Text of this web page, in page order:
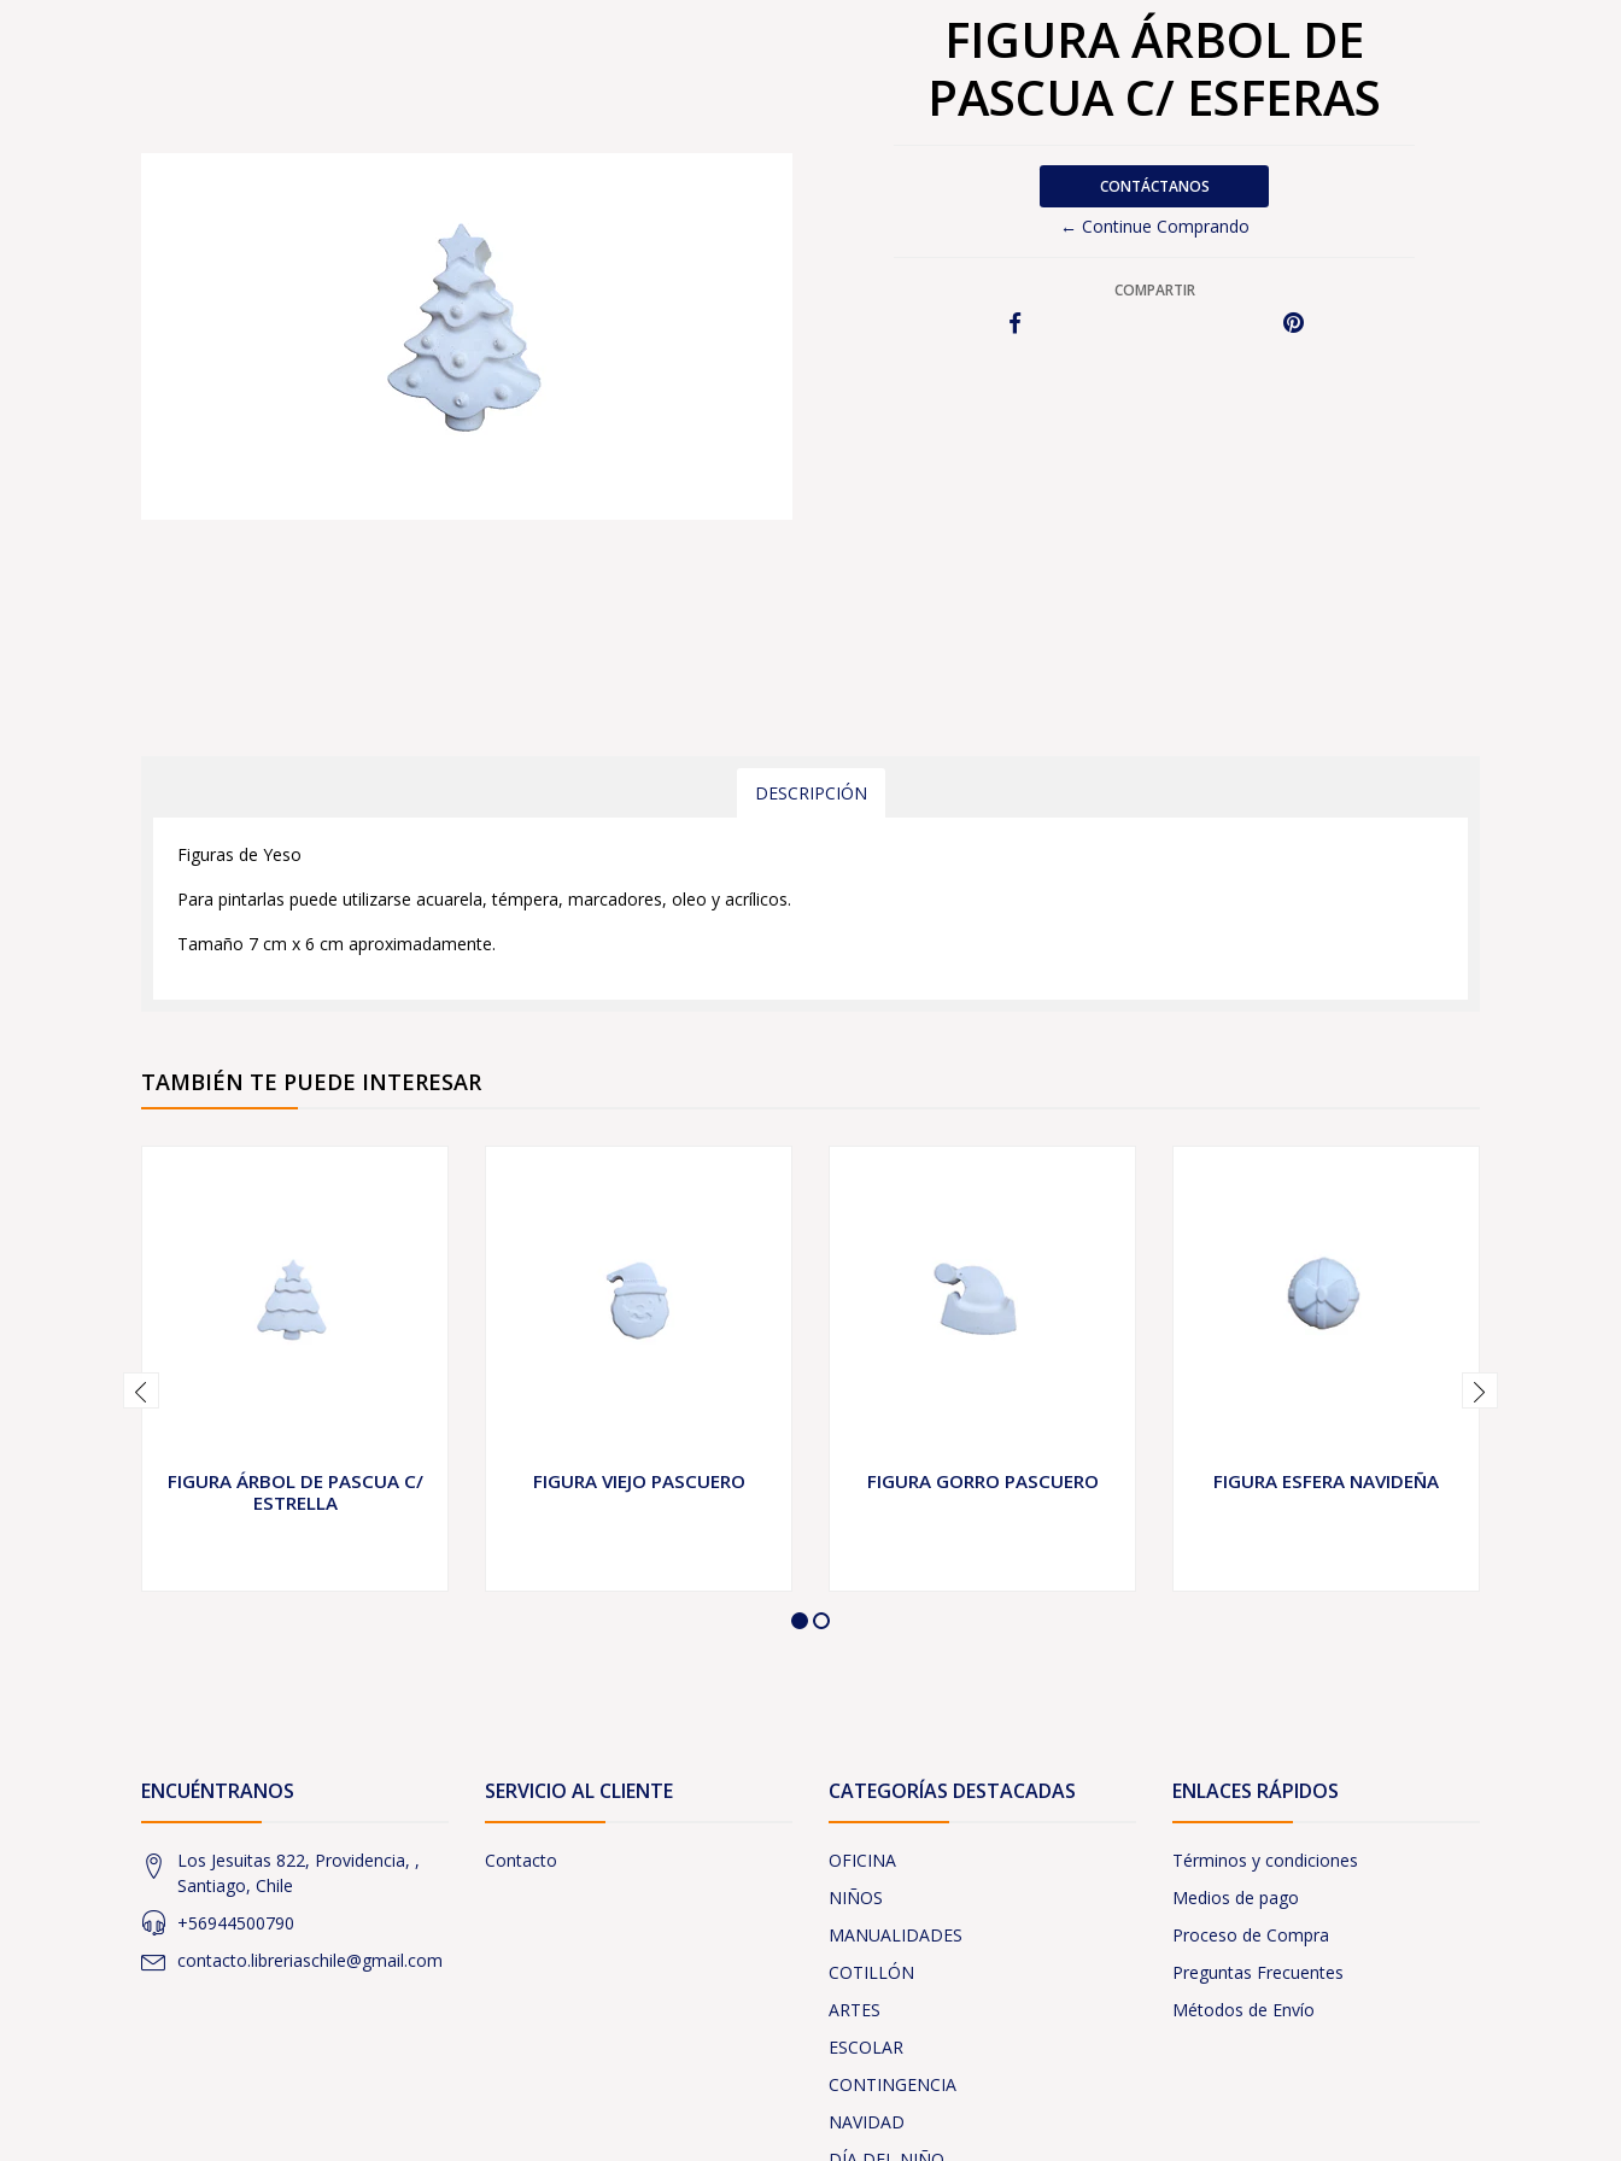
FIGURA ÁRBOL DE
PASCUA C/ ESFERAS
CONTÁCTANOS
← Continue Comprando
COMPARTIR
DESCRIPCIÓN
Figuras de Yeso
Para pintarlas puede utilizarse acuarela, témpera, marcadores, oleo y acrílicos.
Tamaño 7 cm x 6 cm aproximadamente.
TAMBIÉN TE PUEDE INTERESAR
FIGURA ÁRBOL DE PASCUA C/
ESTRELLA
FIGURA VIEJO PASCUERO FIGURA GORRO PASCUERO FIGURA ESFERA NAVIDEÑA
ENCUÉNTRANOS
Los Jesuitas 822, Providencia, ,
Santiago, Chile
+56944500790
contacto.libreriaschile@gmail.com
SERVICIO AL CLIENTE
Contacto
CATEGORÍAS DESTACADAS
OFICINA
NIÑOS
MANUALIDADES
COTILLÓN
ARTES
ESCOLAR
CONTINGENCIA
NAVIDAD
ENLACES RÁPIDOS
Términos y condiciones
Medios de pago
Proceso de Compra
Preguntas Frecuentes
Métodos de Envío